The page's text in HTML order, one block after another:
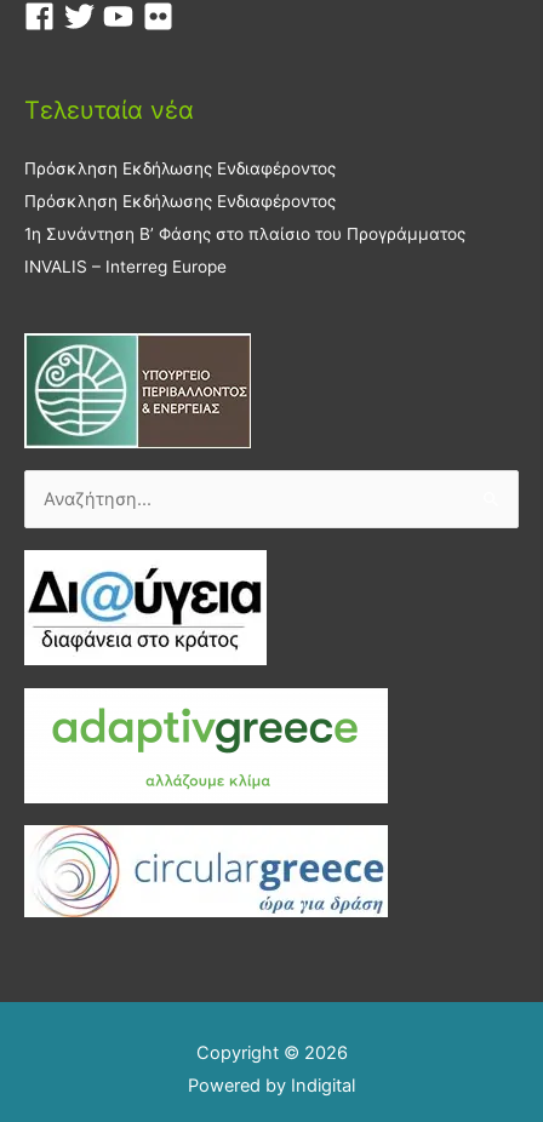
Τελευταία νέα
Πρόσκληση Εκδήλωσης Ενδιαφέροντος
Πρόσκληση Εκδήλωσης Ενδιαφέροντος
1η Συνάντηση Β’ Φάσης στο πλαίσιο του Προγράμματος
INVALIS – Interreg Europe
Αναζήτηση
Copyright © 2026
Powered by Indigital